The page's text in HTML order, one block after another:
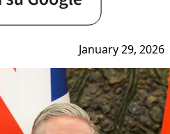
January 29, 2026